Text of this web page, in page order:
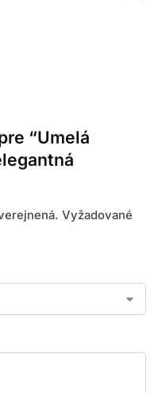
“Umelá
Vyžadované